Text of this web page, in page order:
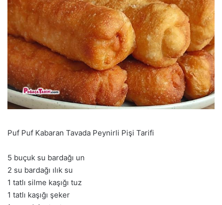
Puf Puf Kabaran Tavada Peynirli Pişi Tarifi
5 buçuk su bardağı un
2 su bardağı ılık su
1 tatlı silme kaşığı tuz
1 tatlı kaşığı şeker